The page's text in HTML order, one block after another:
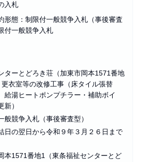
入札
態：制限付一般競争入札（事後審査
一般競争入札
ターとどろき荘（加東市岡本1571番地
衣室等の改修工事（床タイル張替
給湯ヒートポンプチラー・補助ボイ
）
般競争入札（事後審査型）
日の翌日から令和９年３月２６日まで
本1571番地1（東条福祉センターとど